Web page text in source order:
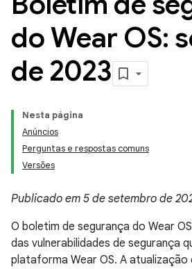
do Wear OS:
de 2023
Nesta página
Anúncios
Perguntas e respostas comuns
Versões
Publicado em 5 de setembro de
O boletim de segurança do Wear
das vulnerabilidades de segurança
plataforma Wear OS. A